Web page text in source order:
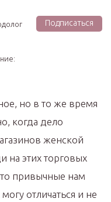
Подписаться
но в то же время
когда дело
женской
этих торговых
привычные нам
отличаться и не